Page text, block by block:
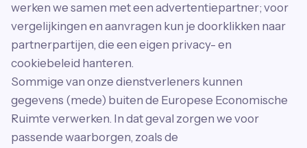
werken we samen met een advertentiepartner; voor
vergelijkingen en aanvragen kun je doorklikken naar
partnerpartijen, die een eigen privacy- en
cookiebeleid hanteren.
Sommige van onze dienstverleners kunnen
gegevens (mede) buiten de Europese Economische
Ruimte verwerken. In dat geval zorgen we voor
passende waarborgen, zoals de